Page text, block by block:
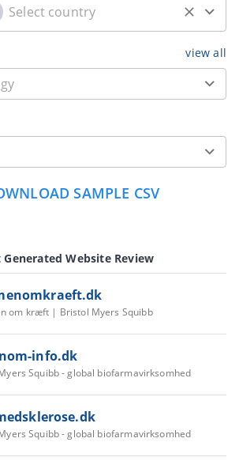
view all
SAMPLE CSV
Generated Website Review
om kræft | Bristol Myers Squibb
info.dk
Squibb - global biofarmavirksomhed
Squibb - global biofarmavirksomhed